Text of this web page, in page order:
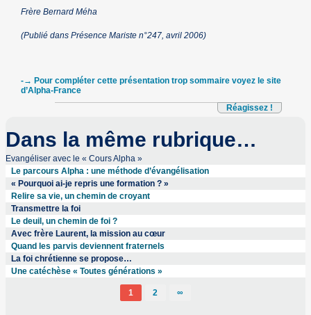
Frère Bernard Méha
(Publié dans Présence Mariste n°247, avril 2006)
-→ Pour compléter cette présentation trop sommaire voyez le site
d’Alpha-France
Réagissez !
Dans la même rubrique…
Evangéliser avec le « Cours Alpha »
Le parcours Alpha : une méthode d’évangélisation
« Pourquoi ai-je repris une formation ? »
Relire sa vie, un chemin de croyant
Transmettre la foi
Le deuil, un chemin de foi ?
Avec frère Laurent, la mission au cœur
Quand les parvis deviennent fraternels
La foi chrétienne se propose…
Une catéchèse « Toutes générations »
1 2 ∞